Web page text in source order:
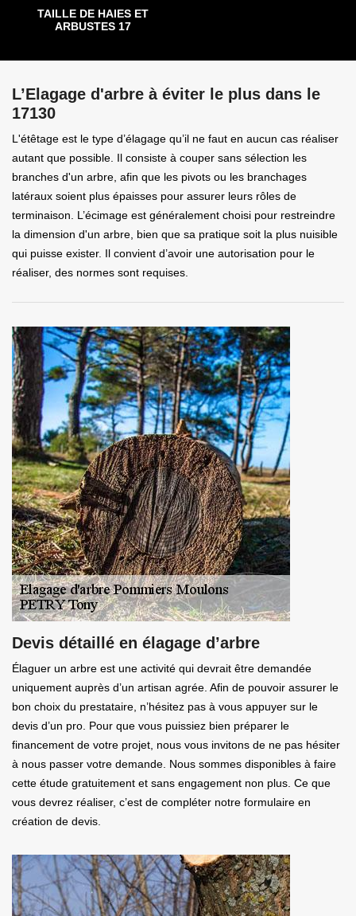
TAILLE DE HAIES ET
ARBUSTES 17
L’Elagage d'arbre à éviter le plus dans le
17130
L'étêtage est le type d’élagage qu’il ne faut en aucun cas réaliser
autant que possible. Il consiste à couper sans sélection les
branches d'un arbre, afin que les pivots ou les branchages
latéraux soient plus épaisses pour assurer leurs rôles de
terminaison. L’écimage est généralement choisi pour restreindre
la dimension d'un arbre, bien que sa pratique soit la plus nuisible
qui puisse exister. Il convient d’avoir une autorisation pour le
réaliser, des normes sont requises.
Devis détaillé en élagage d’arbre
Élaguer un arbre est une activité qui devrait être demandée
uniquement auprès d’un artisan agrée. Afin de pouvoir assurer le
bon choix du prestataire, n’hésitez pas à vous appuyer sur le
devis d’un pro. Pour que vous puissiez bien préparer le
financement de votre projet, nous vous invitons de ne pas hésiter
à nous passer votre demande. Nous sommes disponibles à faire
cette étude gratuitement et sans engagement non plus. Ce que
vous devrez réaliser, c’est de compléter notre formulaire en
création de devis.